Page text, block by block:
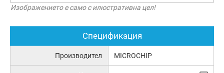
Изображението е само с илюстративна цел!
Спецификация
Производител MICROCHIP